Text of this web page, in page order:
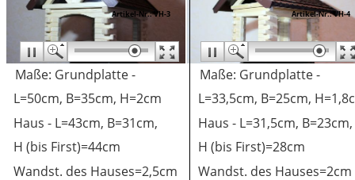
Maße: Grundplatte -
L=50cm, B=35cm, H=2cm
Haus - L=43cm, B=31cm,
H (bis First)=44cm
Wandst. des Hauses=2,5cm
Maße: Grundplatte -
L=33,5cm, B=25cm,
Haus - L=31,5cm, B=23cm,
H (bis First)=28cm
Wandst. des Hauses=2cm
Artikel-Nr.: VH-3 Artikel-Nr.: VH-4